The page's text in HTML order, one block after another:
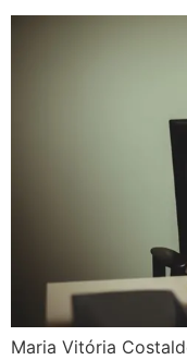
Maria Vitória